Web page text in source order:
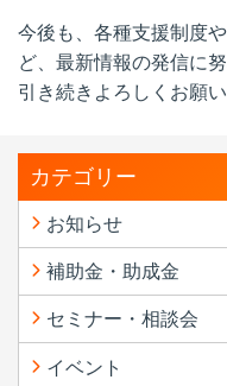
今後も、各種支援制度
ど、最新情報の発信に
引き続きよろしくお願い
カテゴリー
お知らせ
補助金・助成金
セミナー・相談会
イベント